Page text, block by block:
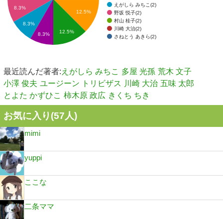
えがしら みちこ(2)
野坂 悦子(2)
村山 桂子(2)
川崎 大治(2)
さねとう あきら(2)
12.5%
8.3%
8.3%
8.3%
12.5%
最近読んだ著者: えがしら みちこ 多屋 光孫 荒木 文子
小澤 俊夫 ユージーン トリビザス 川崎 大治 五味 太郎
とよた かずひこ 柿木原 政広 きくち ちき
お気に入り(57人)
mimi
yuppi
ここな
二条ママ